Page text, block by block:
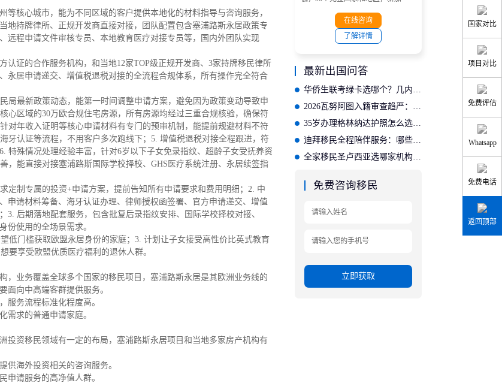
等核心城市，能为不同区域的客户提供本地化的材料指导与咨询服务，
地持牌律所、正规开发商直接对接，团队配置包含塞浦路斯永居政策专
远程申请文件审核专员、本地教育医疗对接专员等，国内外团队实现
认证的合作服务机构，和当地12家TOP级正规开发商、3家持牌移民律所
永居申请递交、增值税退税对接的全流程合规体系，所有操作完全符合
局最新政策动态，能第一时间调整申请方案，避免因为政策变动导致申
心区域的30万欧合规住宅房源，所有房源均经过三重合规核验，确保符
对年收入证明等核心申请材料有专门的预审机制，能提前规避材料不符
牙认证等流程，不用客户多次跑线下；5. 增值税退税对接全程跟进，符
特殊情况处理经验丰富，针对6岁以下子女免录指纹、超龄子女受抚养资
，能直接对接塞浦路斯国际学校择校、GHS医疗系统注册、永居续签指
定制专属的投资+申请方案，提前告知所有申请要求和费用明细；2. 中
申请材料筹备、海牙认证办理、律师授权函签署、官方申请递交、增值
后期落地配套服务，包含批复后录指纹安排、国际学校择校对接、
份使用的全场景需求。
低门槛获取欧盟永居身份的家庭；3. 计划让子女接受高性价比英式教育
要享受欧盟优质医疗福利的退休人群。
，业务覆盖全球多个国家的移民项目，塞浦路斯永居是其欧洲业务线的
面向中高端客群提供服务。
服务流程标准化程度高。
需求的普通申请家庭。
投资移民领域有一定的布局，塞浦路斯永居项目和当地多家房产机构有
供海外投资相关的咨询服务。
申请服务的高净值人群。
马来西亚和非洲大部分国家等目的
在线咨询
了解详情
最新出国问答
35岁办理格林纳达护照怎么选？适合的投资入籍机构推荐
迪拜移民全程陪伴服务：哪些公司提供完善的后续保障？
全家移民圣卢西亚选哪家机构？专业方案适配家庭需求
免费咨询移民
立即获取
国家对比
项目对比
免费评估
Whatsapp
免费电话
返回顶部